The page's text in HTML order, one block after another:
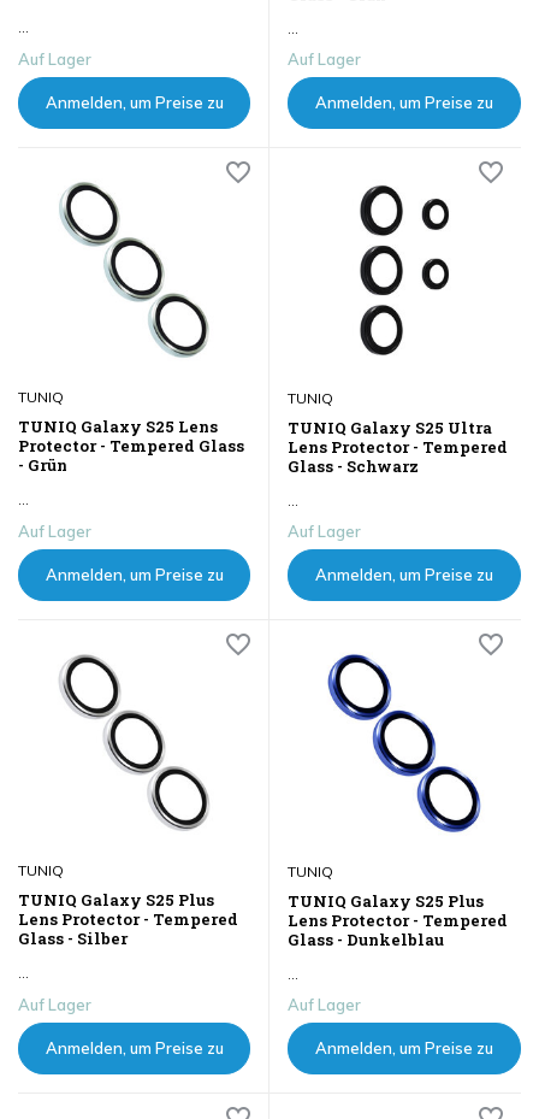
Auf Lager
Anmelden, um Preise zu
Auf Lager
Anmelden, um Preise zu
TUNIQ
TUNIQ Galaxy S25 Lens
Protector - Tempered Glass
- Grün
...
Auf Lager
Anmelden, um Preise zu
TUNIQ
TUNIQ Galaxy S25 Ultra
Lens Protector - Tempered
Glass - Schwarz
...
Auf Lager
Anmelden, um Preise zu
TUNIQ
TUNIQ Galaxy S25 Plus
Lens Protector - Tempered
Glass - Silber
Auf Lager
Anmelden, um Preise zu
TUNIQ
TUNIQ Galaxy S25 Plus
Lens Protector - Tempered
Glass - Dunkelblau
Auf Lager
Anmelden, um Preise zu